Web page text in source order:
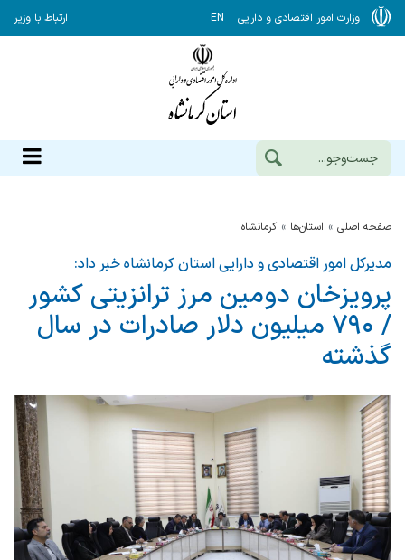
وزارت امور اقتصادی و دارایی EN ارتباط با وزیر
صفحه اصلی استان‌ها كرمانشاه
مدیرکل امور اقتصادی و دارایی استان کرمانشاه خبر داد:
پرویزخان دومین مرز ترانزیتی کشور
/ ۷۹۰ میلیون دلار صادرات در سال
گذشته